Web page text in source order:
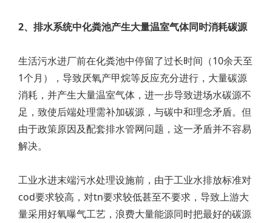
2、排水系统中化粪池产生大量温室气体同时消耗碳源
生活污水进厂前在化粪池中停留了过长时间（10余天至
1个月），导致厌氧产甲烷等反应充分进行，大量碳源
消耗，并产生大量温室气体，进一步导致进场水碳源不
足，致使后端处理需补加碳源，与碳中和理念矛盾。但
由于政策原因及配套排水管网问题，这一矛盾并不容易
解决。
工业水进末端污水处理设施前，由于工业水排放标准对
cod要求较高，对tn要求较低甚至不要求，导致上游大
量采用好氧曝气工艺，浪费大量能源同时把最好的碳源